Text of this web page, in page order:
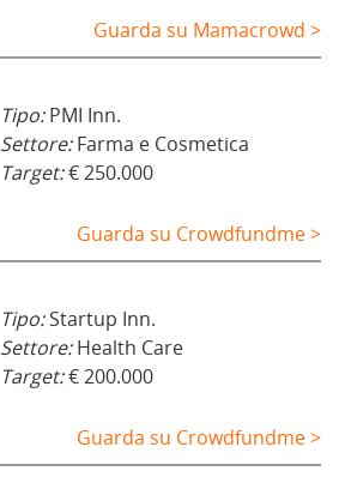
Guarda su Mamacrowd >
Tipo:PMI Inn.
Settore:Farma e Cosmetica
Target:€ 250.000
Guarda su Crowdfundme >
Tipo:Startup Inn.
Settore:Health Care
Target:€ 200.000
Guarda su Crowdfundme >